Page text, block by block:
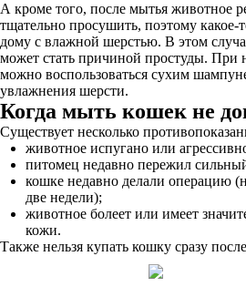
А кроме того, после мытья животное
тщательно просушить, поэтому какое-
дому с влажной шерстью. В этом
может стать причиной простуды. При
можно воспользоваться сухим
увлажнения шерсти.
Когда мыть кошек не
Существует несколько
животное испугано или
питомец недавно пережил
кошке недавно делали операцию
две недели);
животное болеет или имеет
кожи.
Также нельзя купать кошку сразу